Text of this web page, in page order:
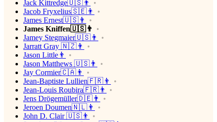
Jack Kittredge🇺🇸👨
Jacob Fryxelius🇸🇪👨
James Ernest🇺🇸👨
James Kniffen🇺🇸👨
Jamey Stegmaier🇺🇸👨
Jarratt Gray 🇳🇿👨
Jason Little👨
Jason Matthews 🇺🇸👨
Jay Cormier🇨🇦👨
Jean-Baptiste Lullien🇫🇷👨
Jean-Louis Roubira🇫🇷👨
Jens Drögemüller🇩🇪👨
Jeroen Doumen🇳🇱👨
John D. Clair 🇺🇸👨